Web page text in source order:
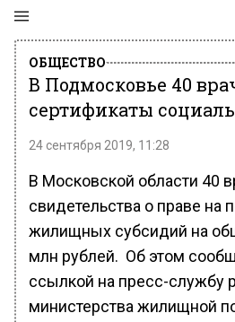
ОБЩЕСТВО
В Подмосковье 40
сертификаты
24 сентября 2019, 11:28
В Московской области 40
свидетельства о праве на
жилищных субсидий на
млн рублей. Об этом
ссылкой на пресс-службу
министерства жилищной